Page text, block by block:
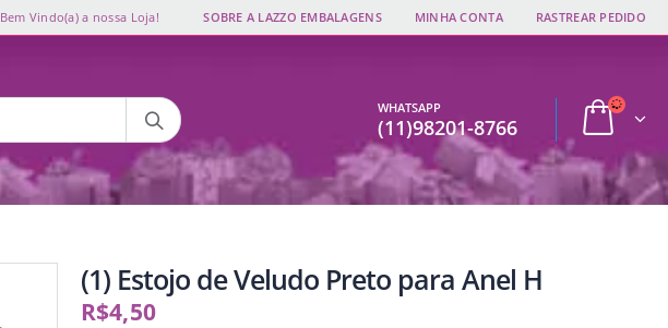
Bem Vindo(a) a nossa Loja! SOBRE A LAZZO EMBALAGENS MINHA CONTA RASTREAR PEDIDO
WHATSAPP
(11)98201-8766
(1) Estojo de Veludo Preto para Anel H
R$4,50